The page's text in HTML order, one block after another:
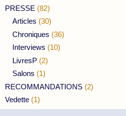
PRESSE (82)
Articles (30)
Chroniques (36)
Interviews (10)
LivresP (2)
Salons (1)
RECOMMANDATIONS (2)
Vedette (1)